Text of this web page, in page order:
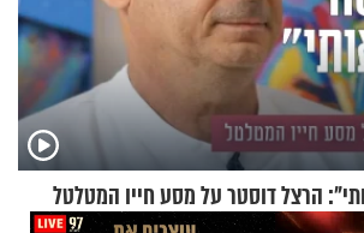
הרצל דוסטר על מסע חייו המטלטל